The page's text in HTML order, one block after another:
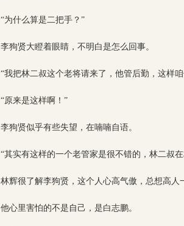
“为什么算是二把手？”
李狗贤大瞪着眼睛，不明白是怎么回事。
“我把林二叔这个老将请来了，他管后勤，这样
“原来是这样啊！”
李狗贤似乎有些失望，在喃喃自语。
“其实有这样的一个老管家是很不错的，林二叔
林辉很了解李狗贤，这个人心高气傲，总想高人
他心里害怕的不是自己，是白志鹏。